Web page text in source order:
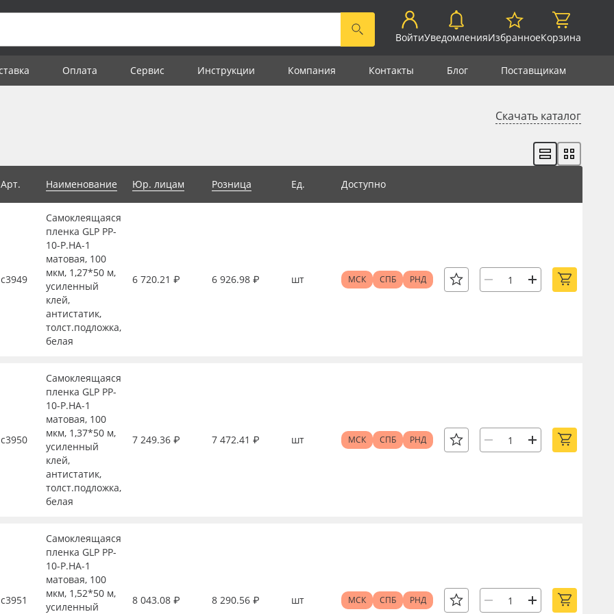
ВойтиУведомленияИзбранноеКорзина
Оплата Сервис Инструкции Компания Контакты Блог Поставщикам
Скачать каталог
Арт. Наименование Юр. лицам Розница Ед. Доступно
с3949
Самоклеящаяся
пленка GLP PP-
10-P.HA-1
матовая, 100
мкм, 1,27*50 м,
усиленный
клей,
антистатик,
толст.подложка,
белая
6 720.21 ₽ 6 926.98 ₽ шт МСК СПБ РНД
с3950
Самоклеящаяся
пленка GLP PP-
10-P.HA-1
матовая, 100
мкм, 1,37*50 м,
усиленный
клей,
антистатик,
толст.подложка,
белая
7 249.36 ₽ 7 472.41 ₽ шт МСК СПБ РНД
с3951
Самоклеящаяся
пленка GLP PP-
10-P.HA-1
матовая, 100
мкм, 1,52*50 м,
усиленный
8 043.08 ₽ 8 290.56 ₽ шт МСК СПБ РНД